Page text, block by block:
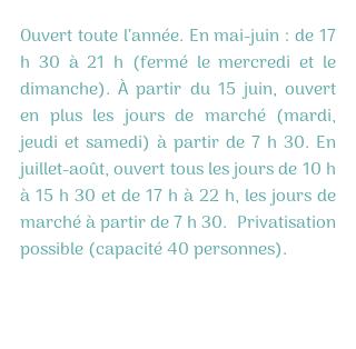
Ouvert toute l’année. En mai-juin : de 17
h 30 à 21 h (fermé le mercredi et le
dimanche). À partir du 15 juin, ouvert
en plus les jours de marché (mardi,
jeudi et samedi) à partir de 7 h 30. En
juillet-août, ouvert tous les jours de 10 h
à 15 h 30 et de 17 h à 22 h, les jours de
marché à partir de 7 h 30.  Privatisation
possible (capacité 40 personnes).